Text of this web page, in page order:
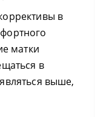
в
матки
в
выше,